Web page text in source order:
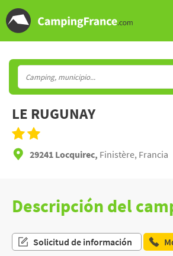
LE RUGUNAY
29241 Locquirec, Finistère, Francia
Descripción del
Solicitud de información